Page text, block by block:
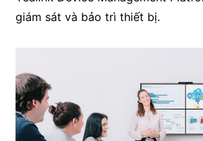
giám sát và bảo trì thiết bị.